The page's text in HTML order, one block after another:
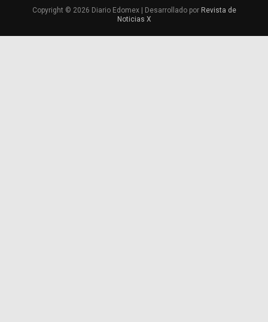
Copyright © 2026 Diario Edomex | Desarrollado por Revista de
Noticias X